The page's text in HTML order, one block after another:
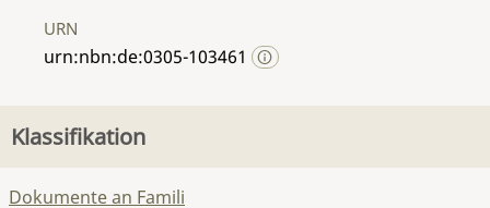
URN
urn:nbn:de:0305-103461
Klassifikation
Dokumente an Famili